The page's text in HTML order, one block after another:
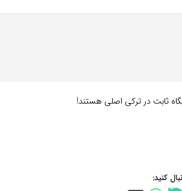
ثابت در ترکی اصلی هستند!
کنید: